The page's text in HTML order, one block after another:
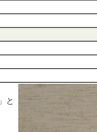
と